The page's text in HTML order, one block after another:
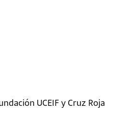
UCEIF y Cruz Roja